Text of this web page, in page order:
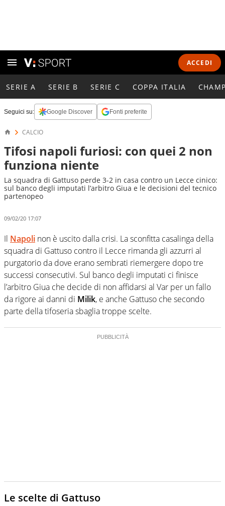
ACCEDI
SERIE A SERIE B SERIE C COPPA ITALIA
Seguici su: Google Discover Fonti preferite
CALCIO
Tifosi napoli furiosi: con quei 2 non
funziona niente
La squadra di Gattuso perde 3-2 in casa contro un Lecce cinico:
sul banco degli imputati l’arbitro Giua e le decisioni del tecnico
partenopeo
09/02/20 17:07
Il Napoli non è uscito dalla crisi. La sconfitta casalinga della
squadra di Gattuso contro il Lecce rimanda gli azzurri al
purgatorio da dove erano sembrati riemergere dopo tre
successi consecutivi. Sul banco degli imputati ci finisce
l’arbitro Giua che decide di non affidarsi al Var per un fallo
da rigore ai danni di Milik, e anche Gattuso che secondo
parte della tifoseria sbaglia troppe scelte.
Le scelte di Gattuso